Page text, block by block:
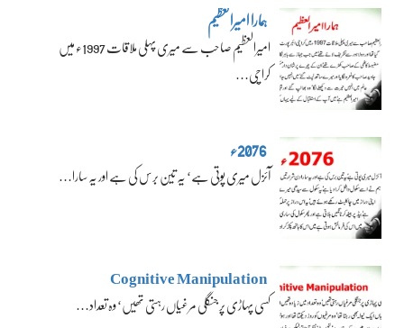
ہمارا امیرالعظیم
امیرالعظیم صاحب سے میری پہلی ملاقات 1997ء میں
کراچی…
2076ء
آئزل میری پوتی ہے‘ یہ تین برس کی ہے اور یہ سارا…
Cognitive Manipulation
کسی پہاڑی پر جنگلی مرغیاں رہتی تھیں‘ وہ تعداد…